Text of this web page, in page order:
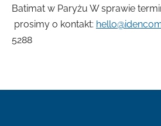
Batimat w Paryżu W sprawie
prosimy o kontakt:
5288